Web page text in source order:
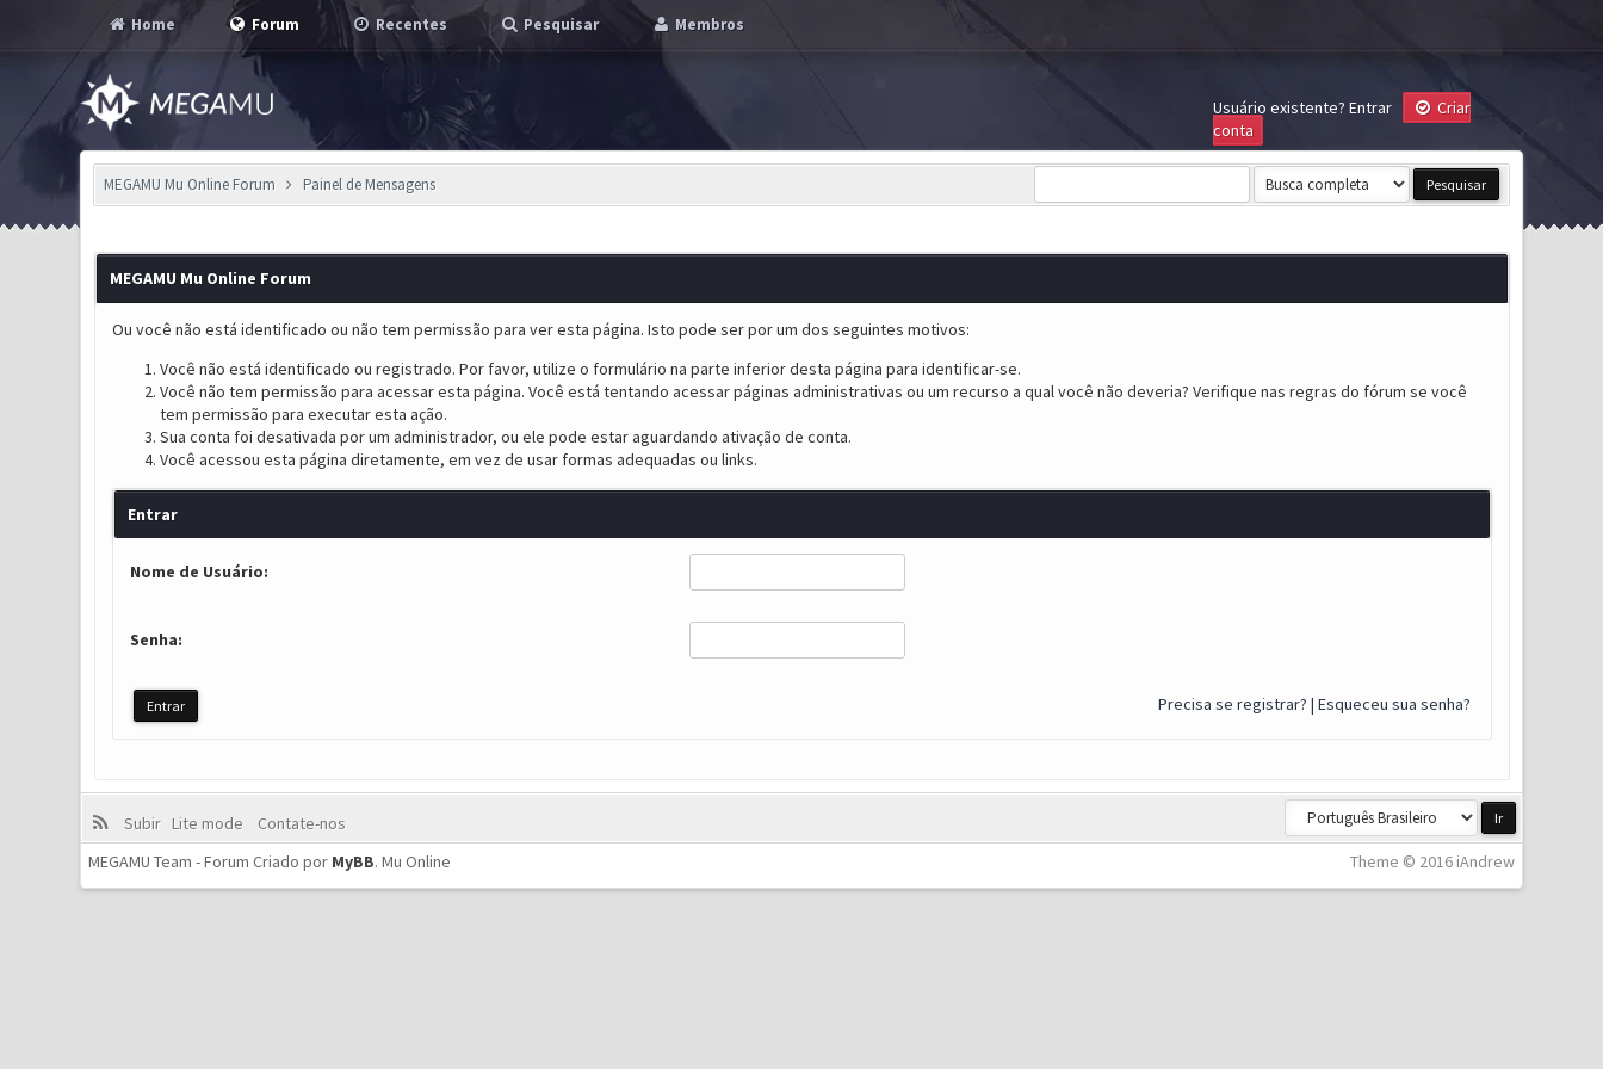
Home Forum Recentes Pesquisar Membros
Usuário existente? Entrar
Criar
conta
MEGAMU Mu Online Forum Painel de Mensagens
MEGAMU Mu Online Forum
Ou você não está identificado ou não tem permissão para ver esta página. Isto pode ser por um dos seguintes motivos:
Você não está identificado ou registrado. Por favor, utilize o formulário na parte inferior desta página para identificar-se.
Você não tem permissão para acessar esta página. Você está tentando acessar páginas administrativas ou um recurso a qual você não deveria? Verifique nas regras do fórum se você
tem permissão para executar esta ação.
Sua conta foi desativada por um administrador, ou ele pode estar aguardando ativação de conta.
Você acessou esta página diretamente, em vez de usar formas adequadas ou links.
Entrar
Nome de Usuário:
Senha:
Precisa se registrar? | Esqueceu sua senha?
Subir Lite mode
Contate-nos
Theme © 2016 iAndrew
MEGAMU Team - Forum Criado por MyBB.Mu Online